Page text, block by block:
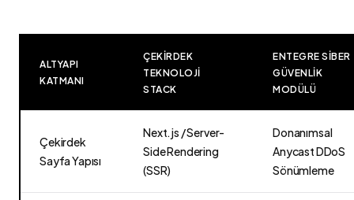
ALTYAPI
KATMANI
ÇEKIRDEK
TEKNOLOJI
STACK
ENTEGRE SIBER
GÜVENLIK
MODÜLÜ
Çekirdek
Sayfa Yapısı
Next.js / Server-
Side Rendering
(SSR)
Donanımsal
Anycast DDoS
Sönümleme